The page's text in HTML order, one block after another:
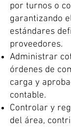
por turnos o
garantizando
estándares
proveedores.
Administrar
órdenes de
carga y
contable.
Controlar y
del área,